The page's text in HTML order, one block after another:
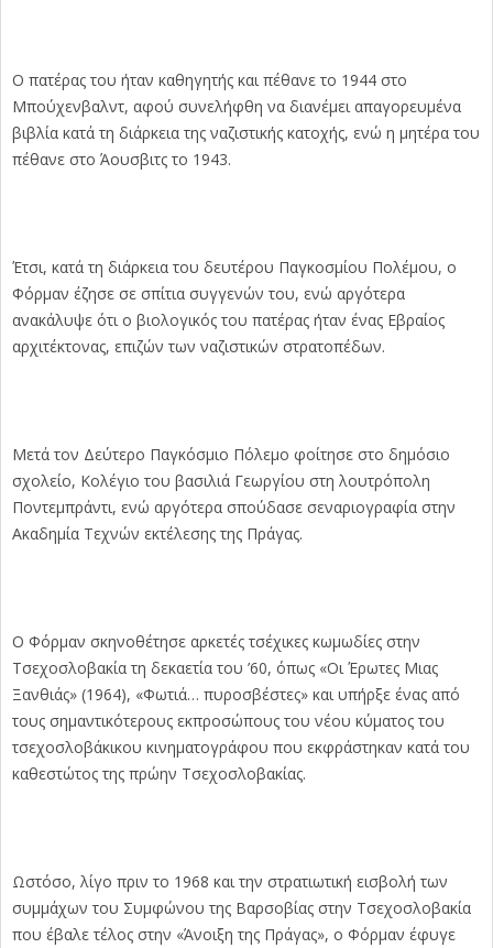
Ο πατέρας του ήταν καθηγητής και πέθανε το 1944 στο
Μπούχενβαλντ, αφού συνελήφθη να διανέμει απαγορευμένα
βιβλία κατά τη διάρκεια της ναζιστικής κατοχής, ενώ η μητέρα του
πέθανε στο Άουσβιτς το 1943.
Έτσι, κατά τη διάρκεια του δευτέρου Παγκοσμίου Πολέμου, ο
Φόρμαν έζησε σε σπίτια συγγενών του, ενώ αργότερα
ανακάλυψε ότι ο βιολογικός του πατέρας ήταν ένας Εβραίος
αρχιτέκτονας, επιζών των ναζιστικών στρατοπέδων.
Μετά τον Δεύτερο Παγκόσμιο Πόλεμο φοίτησε στο δημόσιο
σχολείο, Κολέγιο του βασιλιά Γεωργίου στη λουτρόπολη
Ποντεμπράντι, ενώ αργότερα σπούδασε σεναριογραφία στην
Ακαδημία Τεχνών εκτέλεσης της Πράγας.
Ο Φόρμαν σκηνοθέτησε αρκετές τσέχικες κωμωδίες στην
Τσεχοσλοβακία τη δεκαετία του ’60, όπως «Οι Έρωτες Μιας
Ξανθιάς» (1964), «Φωτιά… πυροσβέστες» και υπήρξε ένας από
τους σημαντικότερους εκπροσώπους του νέου κύματος του
τσεχοσλοβάκικου κινηματογράφου που εκφράστηκαν κατά του
καθεστώτος της πρώην Τσεχοσλοβακίας.
Ωστόσο, λίγο πριν το 1968 και την στρατιωτική εισβολή των
συμμάχων του Συμφώνου της Βαρσοβίας στην Τσεχοσλοβακία
που έβαλε τέλος στην «Άνοιξη της Πράγας», ο Φόρμαν έφυγε